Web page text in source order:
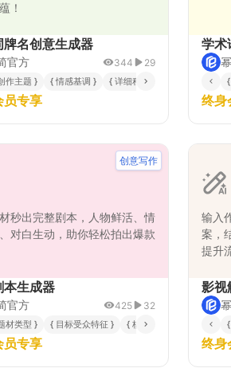
} { 重点描写方向 }
！
牌名创意生成器
官方 344 29
作主题 } { 情感基调 } { 详细程度 } { 文学体裁 }
员专享
学术
终身
秒出完整剧本，人物鲜活、情
对白生动，助你轻松拍出爆款
创意写作
本生成器
官方 425 32
材类型 } { 目标受众特征 } { 核心冲突/主线 } { 集
员专享
输入
案，
提升
影视
终身